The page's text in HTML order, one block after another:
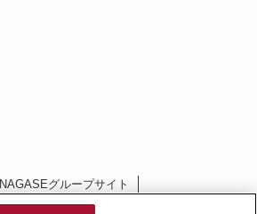
NAGASEグループサイト